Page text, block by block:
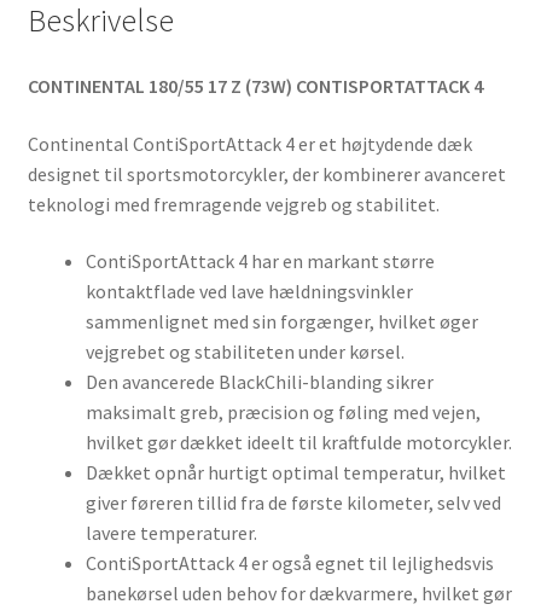
Beskrivelse
CONTINENTAL 180/55 17 Z (73W) CONTISPORTATTACK 4
Continental ContiSportAttack 4 er et højtydende dæk
designet til sportsmotorcykler, der kombinerer avanceret
teknologi med fremragende vejgreb og stabilitet.
ContiSportAttack 4 har en markant større
kontaktflade ved lave hældningsvinkler
sammenlignet med sin forgænger, hvilket øger
vejgrebet og stabiliteten under kørsel.
Den avancerede BlackChili-blanding sikrer
maksimalt greb, præcision og føling med vejen,
hvilket gør dækket ideelt til kraftfulde motorcykler.
Dækket opnår hurtigt optimal temperatur, hvilket
giver føreren tillid fra de første kilometer, selv ved
lavere temperaturer.
ContiSportAttack 4 er også egnet til lejlighedsvis
banekørsel uden behov for dækvarmere, hvilket gør